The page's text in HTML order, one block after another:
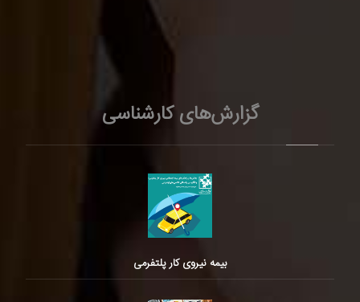
گزارش‌های کارشناسی
بیمه نیروی کار پلتفرمی